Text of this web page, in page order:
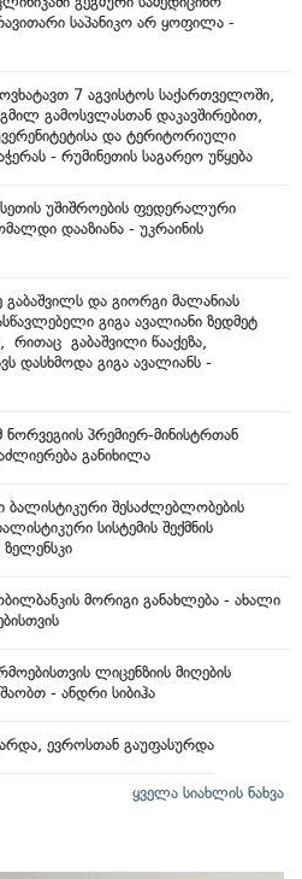
საპანიკო არ ყოფილა -
7 აგვისტოს საქართველოში,
გამოსვლასთან დაკავშირებით,
და ტერიტორიული
- რუმინეთის საგარეო უწყება
უშიშროების ფედერალური
დააზიანა - უკრაინის
გაბაშვილს და გიორგი მალანიას
გიგა ავალიანი ზედმეტ
რითაც გაბაშვილი წააქეზა,
დასხმოდა გიგა ავალიანს -
პრემიერ-მინისტრთან
განიხილა
ბალისტიკური შესაძლებლობების
სისტემის შექმნის
მორიგი განახლება - ახალი
ლიცენზიის მიღების
- ანდრი სიბიჰა
ევროსთან გაუფასურდა
ყველა სიახლის ნახვა